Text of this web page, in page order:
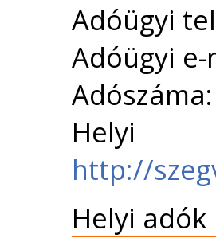
Adóügyi
Adóügyi
http://
Helyi adók